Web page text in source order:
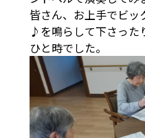
皆さん、お上手でビ
♪を鳴らして下さった
ひと時でした。